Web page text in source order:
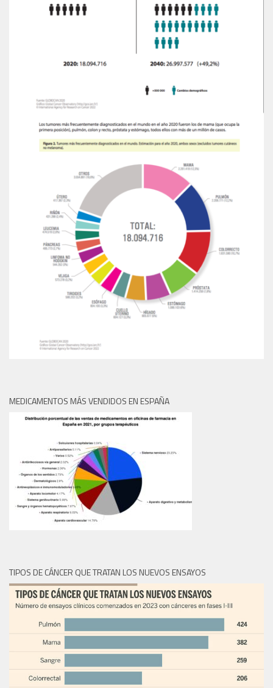
MEDICAMENTOS MÁS VENDIDOS EN ESPAÑA
TIPOS DE CÁNCER QUE TRATAN LOS NUEVOS ENSAYOS